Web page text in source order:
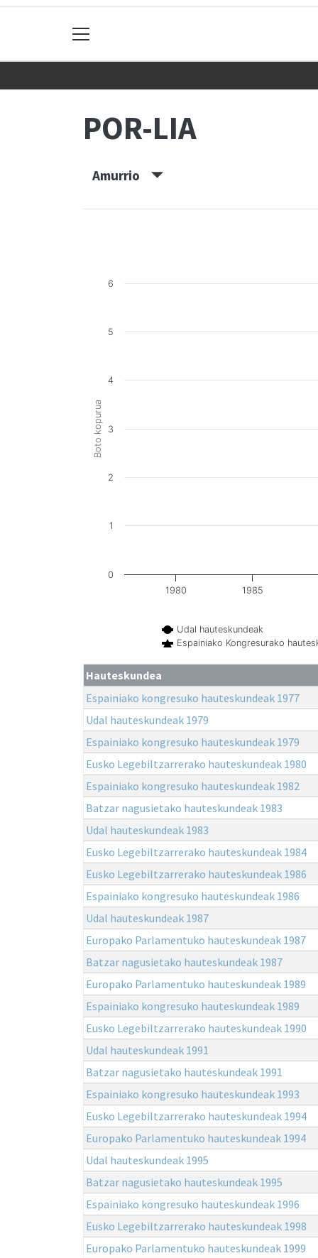
POR-LIA
Amurrio
Boto kopurua
Udal hauteskundeak
Espainiako Kongresurako
1980 1985
0
1
2
3
4
5
6
Hauteskundea
Espainiako kongresuko hauteskundeak 1977
Udal hauteskundeak 1979
Espainiako kongresuko hauteskundeak 1979
Eusko Legebiltzarrerako hauteskundeak 1980
Espainiako kongresuko hauteskundeak 1982
Batzar nagusietako hauteskundeak 1983
Udal hauteskundeak 1983
Eusko Legebiltzarrerako hauteskundeak 1984
Eusko Legebiltzarrerako hauteskundeak 1986
Espainiako kongresuko hauteskundeak 1986
Udal hauteskundeak 1987
Europako Parlamentuko hauteskundeak 1987
Batzar nagusietako hauteskundeak 1987
Europako Parlamentuko hauteskundeak 1989
Espainiako kongresuko hauteskundeak 1989
Eusko Legebiltzarrerako hauteskundeak 1990
Udal hauteskundeak 1991
Batzar nagusietako hauteskundeak 1991
Espainiako kongresuko hauteskundeak 1993
Eusko Legebiltzarrerako hauteskundeak 1994
Europako Parlamentuko hauteskundeak 1994
Udal hauteskundeak 1995
Batzar nagusietako hauteskundeak 1995
Espainiako kongresuko hauteskundeak 1996
Eusko Legebiltzarrerako hauteskundeak 1998
Europako Parlamentuko hauteskundeak 1999